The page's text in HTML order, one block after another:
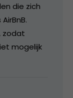
die zich
zodat
mogelijk